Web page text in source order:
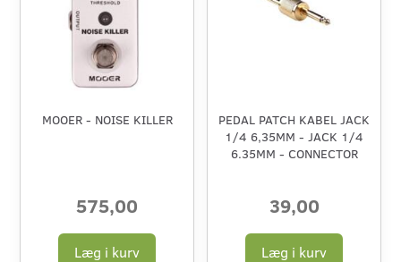
MOOER - NOISE KILLER
575,00
Læg i kurv
PEDAL PATCH KABEL JACK
1/4 6,35MM - JACK 1/4
6.35MM - CONNECTOR
39,00
Læg i kurv